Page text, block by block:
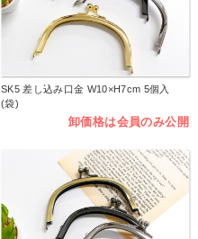
SK5 差し込み口金 W10×H7cm 5個入
(袋)
卸価格は会員のみ公開